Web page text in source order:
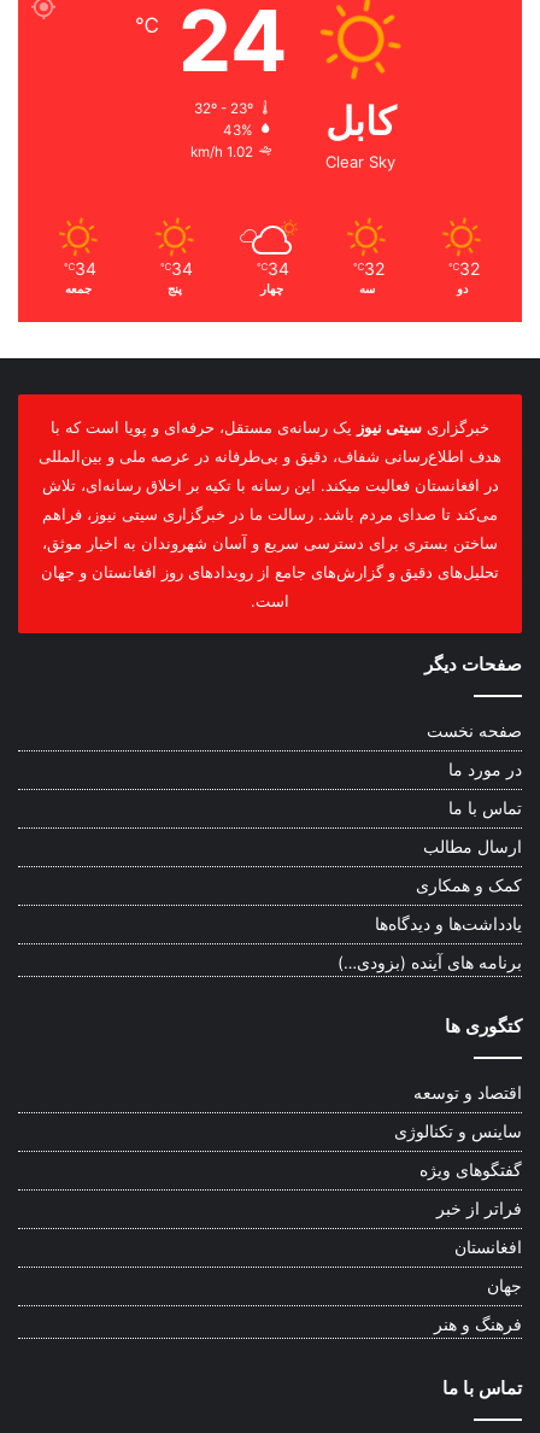
کابل
Clear Sky
24
℃
32º - 23º
43%
1.02 km/h
32
℃
دو
32
℃
سه
34
℃
چهار
34
℃
پنج
34
℃
جمعه
خبرگزاری سیتی نیوز یک رسانه‌ی مستقل، حرفه‌ای و پویا است که با
هدف اطلاع‌رسانی شفاف، دقیق و بی‌طرفانه در عرصه ملی و بین‌المللی
در افغانستان فعالیت میکند. این رسانه با تکیه بر اخلاق رسانه‌ای، تلاش
می‌کند تا صدای مردم باشد. رسالت ما در خبرگزاری سیتی نیوز، فراهم
ساختن بستری برای دسترسی سریع و آسان شهروندان به اخبار موثق،
تحلیل‌های دقیق و گزارش‌های جامع از رویدادهای روز افغانستان و جهان
است.
صفحات دیگر
صفحه نخست
در مورد ما
تماس با ما
ارسال مطالب
کمک و همکاری
یادداشت‌ها و دیدگاه‌ها
برنامه های آینده (بزودی…)
کتگوری ها
اقتصاد و توسعه
ساینس و تکنالوژی
گفتگوهای ویژه
فراتر از خبر
افغانستان
جهان
فرهنگ و هنر
تماس با ما